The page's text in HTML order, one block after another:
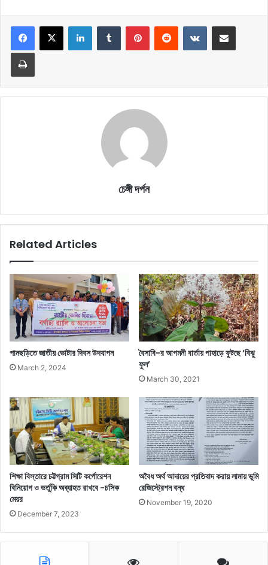
LinkedInTumblr PinterestReddit VKontakteShare via Email
Print
চেঙ্গী দর্পন
Related Articles
পানছড়িতে জাতীয় ভোটার দিবস উদযাপন
March 2, 2024
বৈসাবি-র আগমনী বার্তায় পাহাড়ে ফুটছে ‘বিঝু
ফুল’
March 30, 2021
শিক্ষা বিস্তারে চট্টগ্রাম সিটি কর্পোরেশন
বিনিয়োগ ও ভর্তুকি অব্যাহত রাখবে -চসিক
মেয়র
December 7, 2023
অবৈধ অর্থ আদায়ের প্রতিবাদ করায় লামায় ভূমি
রেজিস্ট্রেশন বন্ধ
November 19, 2020